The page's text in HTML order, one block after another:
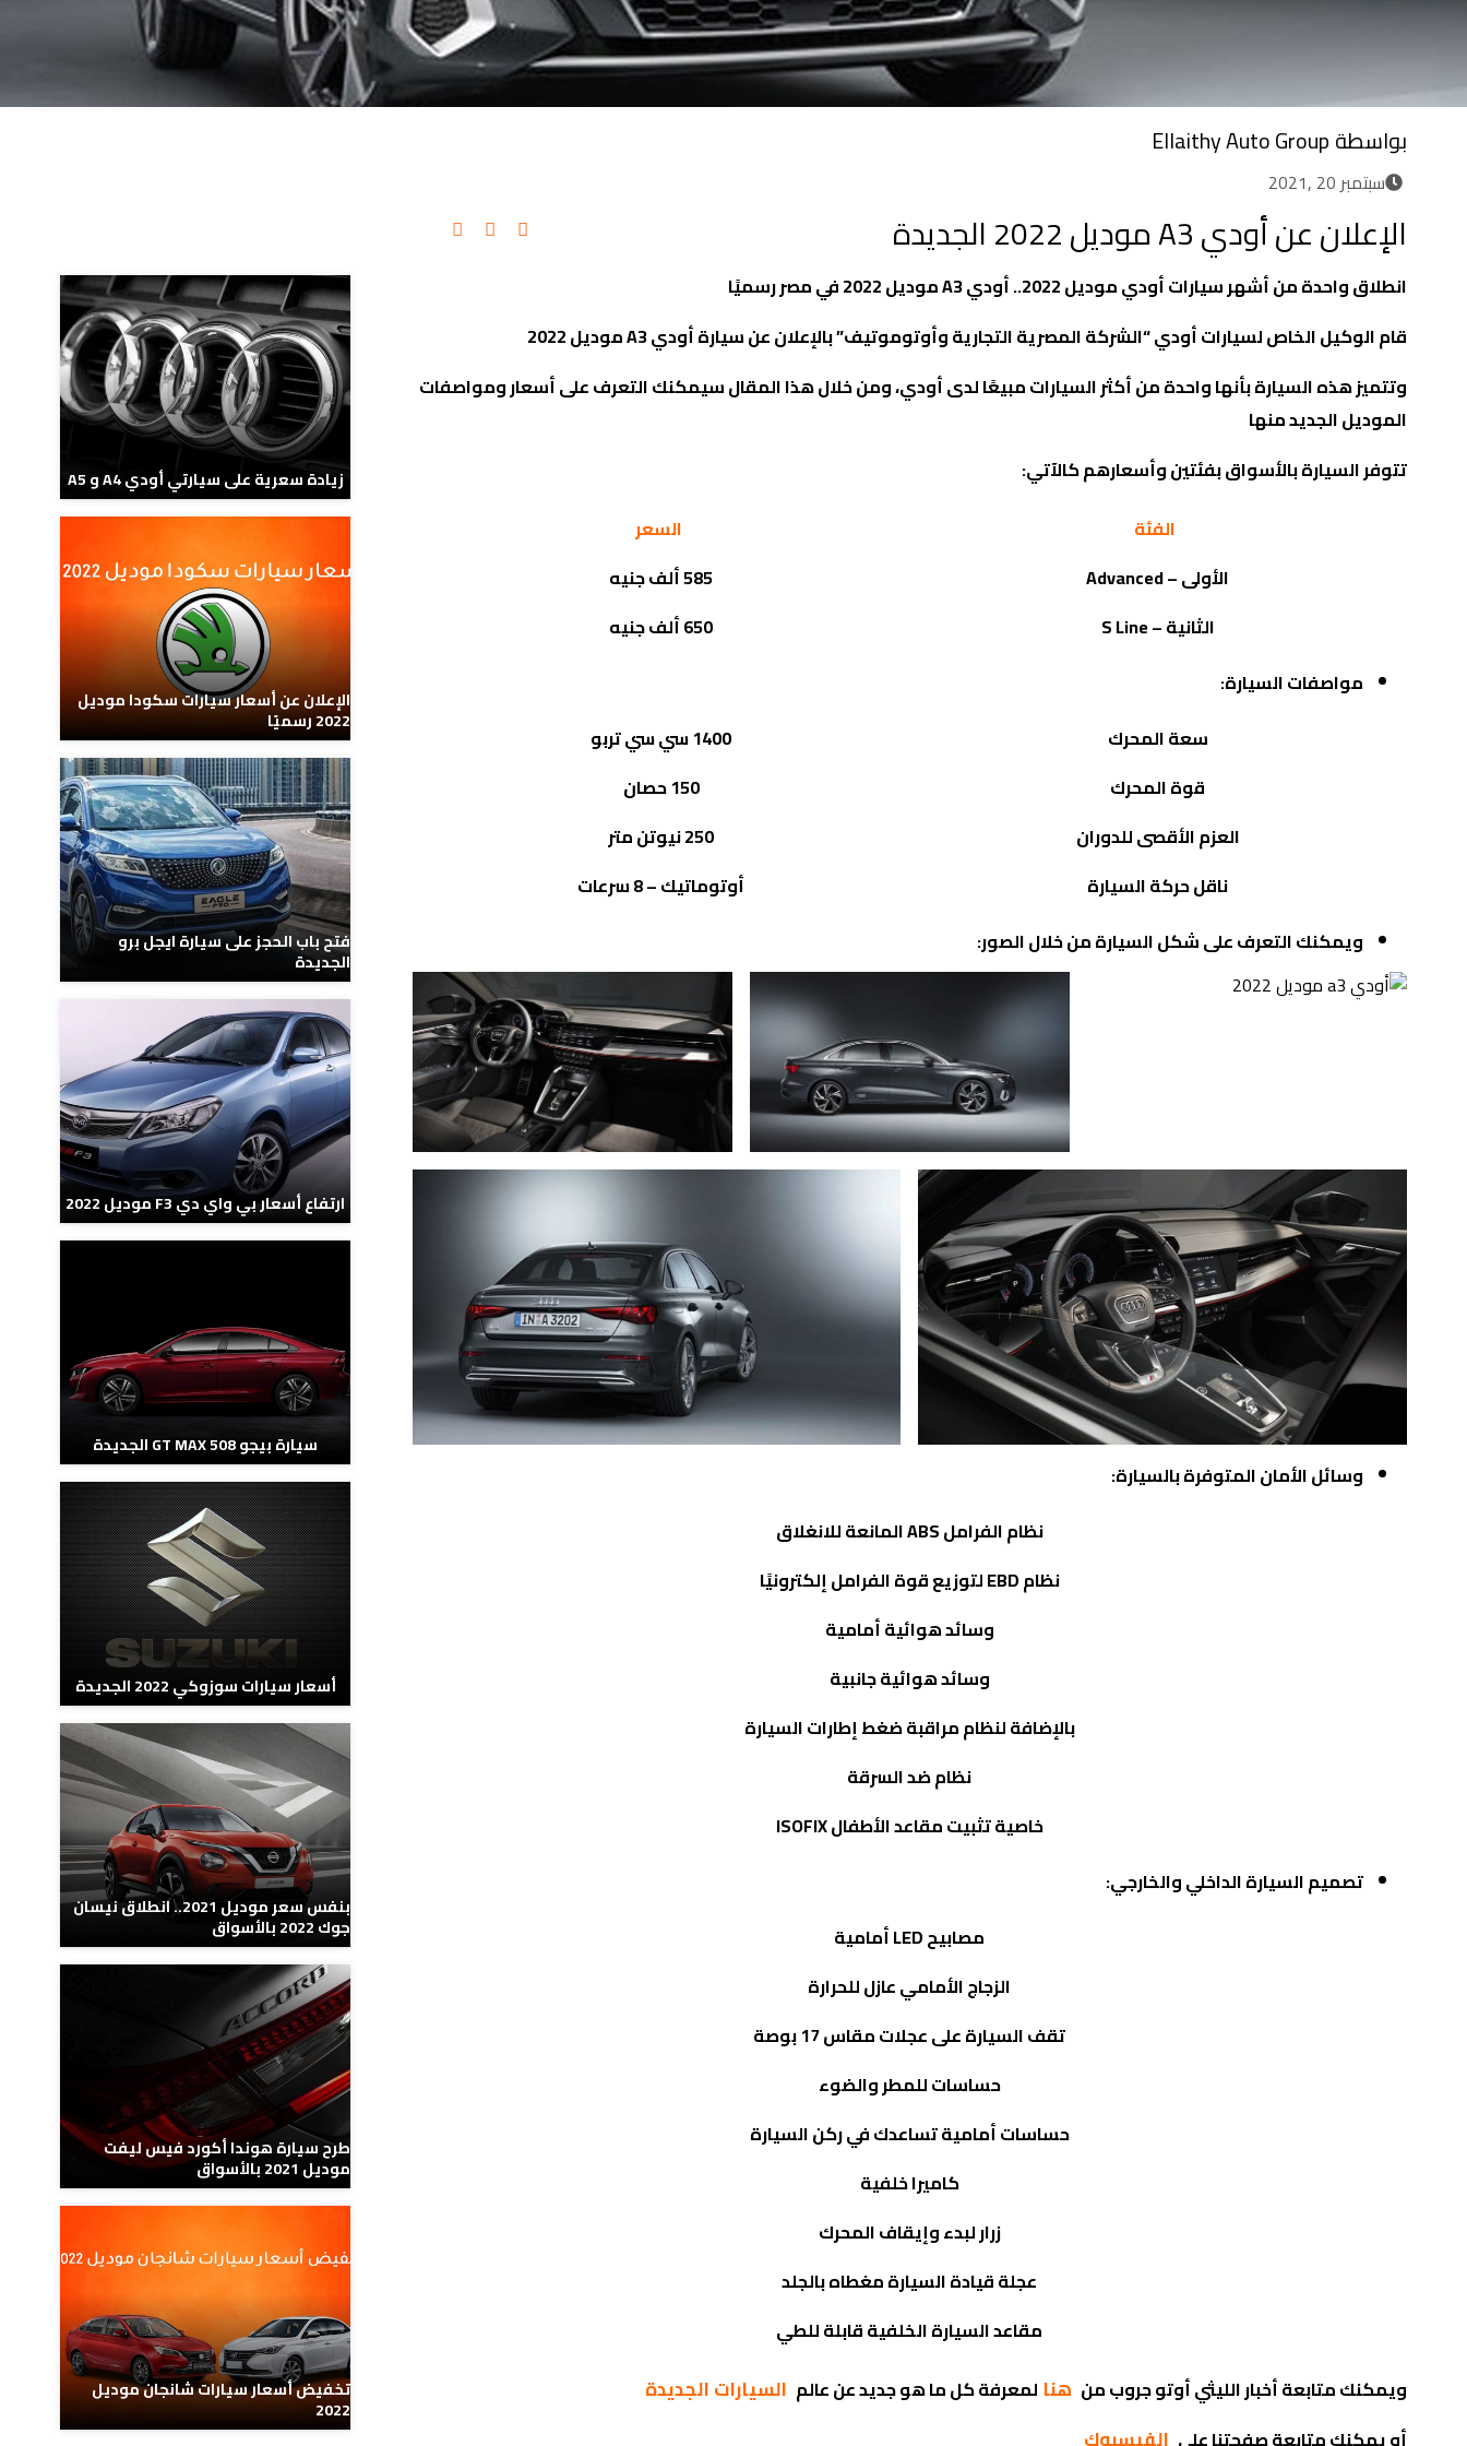
بواسطةEllaithy Auto Group
سبتمبر 20 ,2021
الإعلان عن أودي A3 موديل 2022 الجديدة
انطلاق واحدة من أشهر سيارات أودي موديل 2022.. أودي A3موديل 2022 في مصر رسميًا
قام الوكيل الخاص لسيارات أودي “الشركة المصرية التجارية وأوتوموتيف” بالإعلان عن سيارة أوديA3موديل 2022
وتتميز هذه السيارة بأنها واحدة من أكثر السيارات مبيعًا لدى أودي، ومن خلال هذا المقال سيمكنك التعرف على أسعار ومواصفات
الموديل الجديد منها
تتوفر السيارة بالأسواق بفئتين وأسعارهم كالآتي:
الفئة
السعر
الأولى –Advanced
585 ألف جنيه
الثانية –S Line
650 ألف جنيه
مواصفات السيارة:
سعة المحرك
1400 سي سي تربو
قوة المحرك
150 حصان
العزم الأقصى للدوران
250 نيوتن متر
ناقل حركة السيارة
أوتوماتيك – 8 سرعات
ويمكنك التعرف على شكل السيارة من خلال الصور:
وسائل الأمان المتوفرة بالسيارة:
نظام الفراملABSالمانعة للانغلاق
نظامEBDلتوزيع قوة الفرامل إلكترونيًا
وسائد هوائية أمامية
وسائد هوائية جانبية
بالإضافة لنظام مراقبة ضغط إطارات السيارة
نظام ضد السرقة
خاصية تثبيت مقاعد الأطفالISOFIX
تصميم السيارة الداخلي والخارجي:
مصابيحLEDأمامية
الزجاج الأمامي عازل للحرارة
تقف السيارة على عجلات مقاس 17 بوصة
حساسات للمطر والضوء
حساسات أمامية تساعدك في ركن السيارة
كاميرا خلفية
زرار لبدء وإيقاف المحرك
عجلة قيادة السيارة مغطاه بالجلد
مقاعد السيارة الخلفية قابلة للطي
ويمكنك متابعة أخبار الليثي أوتو جروب من هنا لمعرفة كل ما هو جديد عن عالم السيارات الجديدة
زيادة سعرية على سيارتي أودي A4 و A5
الإعلان عن أسعار سيارات سكودا موديل
2022 رسميًا
فتح باب الحجز على سيارة ايجل برو
الجديدة
ارتفاع أسعار بي واي دي F3 موديل 2022
سيارة بيجو 508 GT MAX الجديدة
أسعار سيارات سوزوكي 2022 الجديدة
بنفس سعر موديل 2021.. انطلاق نيسان
جوك 2022 بالأسواق
طرح سيارة هوندا أكورد فيس ليفت
موديل 2021 بالأسواق
تخفيض أسعار سيارات شانجان موديل
2022